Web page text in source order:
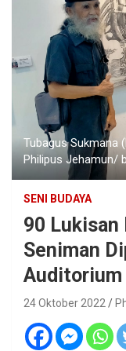
Tubagus Sukmana
Philipus Jehamun/
SENI BUDAYA
90 Lukisan
Seniman
Auditorium
24 Oktober 2022